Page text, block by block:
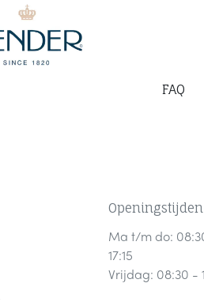
Openingstijden
Ma t/m do:
17:15
Vrijdag: 08:30 -
FAQ